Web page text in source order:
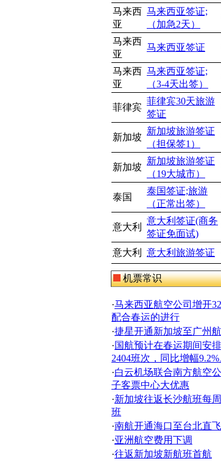
马来西
亚
马来西亚签证;
（加急2天）
马来西
亚
马来西亚签证
马来西
亚
马来西亚签证;
（3-4天出签）
菲律宾
菲律宾30天旅游
签证
新加坡
新加坡旅游签证
（担保签1）
新加坡
新加坡旅游签证
（19大城市）
泰国
泰国签证;旅游
（正常出签）
意大利
意大利签证(商务
签证免面试)
意大利 意大利旅游签证
机票常识
·马来西亚航空公司增开32
配合春运的进行
·捷星开通新加坡至广州
·国航预计在春运期间安
2404班次，同比增幅9.2%
·白云机场联合南方航空
子客票中心大优惠
·新加坡往返长沙航班每
班
·南航开通海口至台北直
·亚洲航空费用下调
·往返新加坡新航班首航